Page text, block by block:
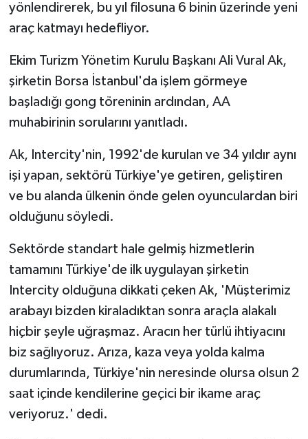
yönlendirerek, bu yıl filosuna 6 binin üzerinde yeni
araç katmayı hedefliyor.
Ekim Turizm Yönetim Kurulu Başkanı Ali Vural Ak,
şirketin Borsa İstanbul'da işlem görmeye
başladığı gong töreninin ardından, AA
muhabirinin sorularını yanıtladı.
Ak, Intercity'nin, 1992'de kurulan ve 34 yıldır aynı
işi yapan, sektörü Türkiye'ye getiren, geliştiren
ve bu alanda ülkenin önde gelen oyunculardan biri
olduğunu söyledi.
Sektörde standart hale gelmiş hizmetlerin
tamamını Türkiye'de ilk uygulayan şirketin
Intercity olduğuna dikkati çeken Ak, 'Müşterimiz
arabayı bizden kiraladıktan sonra araçla alakalı
hiçbir şeyle uğraşmaz. Aracın her türlü ihtiyacını
biz sağlıyoruz. Arıza, kaza veya yolda kalma
durumlarında, Türkiye'nin neresinde olursa olsun 2
saat içinde kendilerine geçici bir ikame araç
veriyoruz.' dedi.